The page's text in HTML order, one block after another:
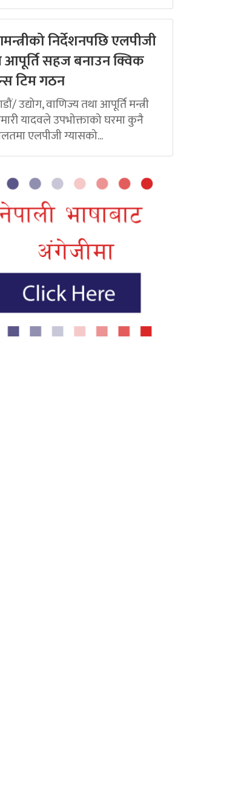
निर्देशनपछि एलपीजी
आपूर्ति सहज बनाउन क्विक
टिम गठन
उद्योग, वाणिज्य तथा आपूर्ति मन्त्री
यादवले उपभोक्ताको घरमा कुनै
एलपीजी ग्यासको...